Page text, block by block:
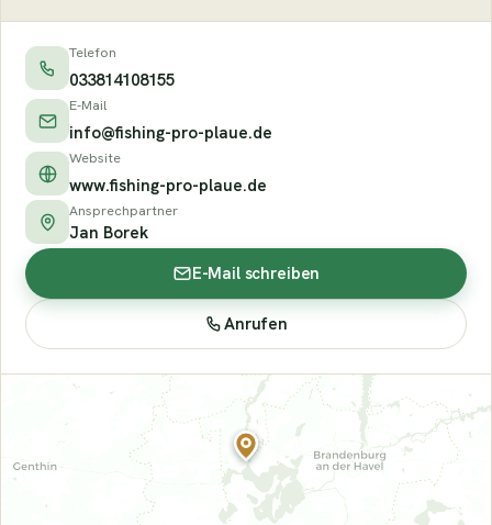
Telefon
033814108155
E-Mail
info@fishing-pro-plaue.de
Website
www.fishing-pro-plaue.de
Ansprechpartner
Jan Borek
E-Mail schreiben
Anrufen